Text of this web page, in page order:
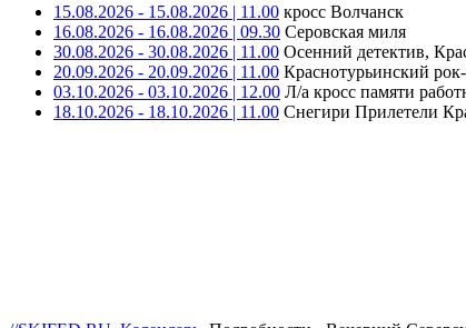
15.08.2026 - 15.08.2026 | 11.00 кросс Волчанск
16.08.2026 - 16.08.2026 | 09.30 Серовская миля
30.08.2026 - 30.08.2026 | 11.00 Осенний детектив,
20.09.2026 - 20.09.2026 | 11.00 Краснотурьинский
03.10.2026 - 03.10.2026 | 12.00 Л/а кросс памяти
18.10.2026 - 18.10.2026 | 11.00 Снегири Прилетели